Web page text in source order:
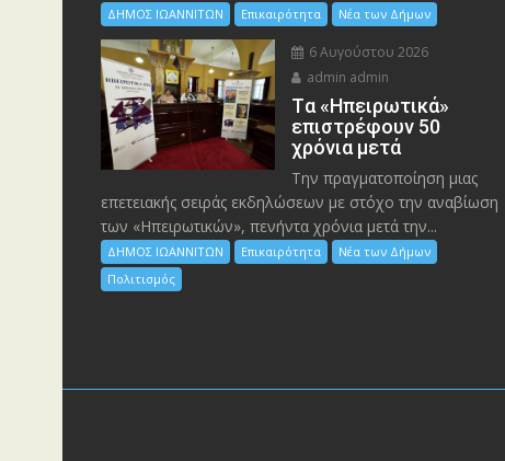
ΔΗΜΟΣ ΙΩΑΝΝΙΤΩΝ Επικαιρότητα Νέα των Δήμων
6 Αυγούστου 2026
admin admin
Tα «Ηπειρωτικά»
επιστρέφουν 50
χρόνια μετά
Την πραγματοποίηση μιας
επετειακής σειράς εκδηλώσεων με στόχο την αναβίωση
των «Ηπειρωτικών», πενήντα χρόνια μετά την...
ΔΗΜΟΣ ΙΩΑΝΝΙΤΩΝ Επικαιρότητα
Νέα των Δήμων
Πολιτισμός